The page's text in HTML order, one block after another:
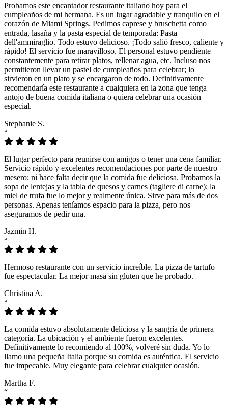
Probamos este encantador restaurante italiano hoy para el
cumpleaños de mi hermana. Es un lugar agradable y tranquilo en el
corazón de Miami Springs. Pedimos caprese y bruschetta como
entrada, lasaña y la pasta especial de temporada: Pasta
dell'ammiraglio. Todo estuvo delicioso. ¡Todo salió fresco, caliente y
rápido! El servicio fue maravilloso. El personal estuvo pendiente
constantemente para retirar platos, rellenar agua, etc. Incluso nos
permitieron llevar un pastel de cumpleaños para celebrar; lo
sirvieron en un plato y se encargaron de todo. Definitivamente
recomendaría este restaurante a cualquiera en la zona que tenga
antojo de buena comida italiana o quiera celebrar una ocasión
especial.
Stephanie S.
“
El lugar perfecto para reunirse con amigos o tener una cena familiar.
Servicio rápido y excelentes recomendaciones por parte de nuestro
mesero; ni hace falta decir que la comida fue deliciosa. Probamos la
sopa de lentejas y la tabla de quesos y carnes (tagliere di carne); la
miel de trufa fue lo mejor y realmente única. Sirve para más de dos
personas. Apenas teníamos espacio para la pizza, pero nos
aseguramos de pedir una.
Jazmin H.
“
Hermoso restaurante con un servicio increíble. La pizza de tartufo
fue espectacular. La mejor masa sin gluten que he probado.
Christina A.
“
La comida estuvo absolutamente deliciosa y la sangría de primera
categoría. La ubicación y el ambiente fueron excelentes.
Definitivamente lo recomiendo al 100%, volveré sin duda. Yo lo
llamo una pequeña Italia porque su comida es auténtica. El servicio
fue impecable. Muy elegante para celebrar cualquier ocasión.
Martha F.
“